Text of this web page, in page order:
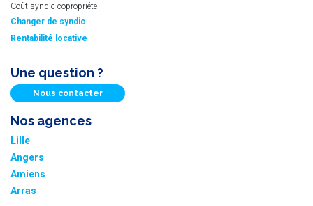
Coût syndic copropriété
Changer de syndic
Rentabilité locative
Une question ?
Nous contacter
Nos agences
Lille
Angers
Amiens
Arras